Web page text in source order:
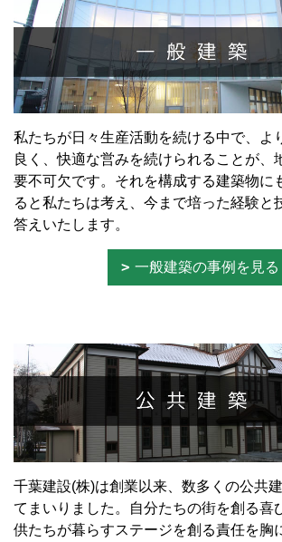
私たちが日々生産活動を続ける中で、よ
良く、快適な営みを続けられることが、
要不可欠です。それを構成する建築物に
ると私たちは考え、今まで培った経験と
答えいたします。
一般建築の事例を見る
千葉建設(株)は創業以来、数多くの公共
てまいりました。自分たちの街を創る喜
供たちが暮らすステージを創る責任を胸